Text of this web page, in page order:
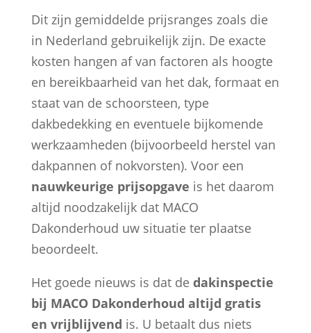
Dit zijn gemiddelde prijsranges zoals die
in Nederland gebruikelijk zijn. De exacte
kosten hangen af van factoren als hoogte
en bereikbaarheid van het dak, formaat en
staat van de schoorsteen, type
dakbedekking en eventuele bijkomende
werkzaamheden (bijvoorbeeld herstel van
dakpannen of nokvorsten). Voor een
nauwkeurige prijsopgave is het daarom
altijd noodzakelijk dat MACO
Dakonderhoud uw situatie ter plaatse
beoordeelt.
Het goede nieuws is dat de dakinspectie
bij MACO Dakonderhoud altijd gratis
en vrijblijvend is. U betaalt dus niets